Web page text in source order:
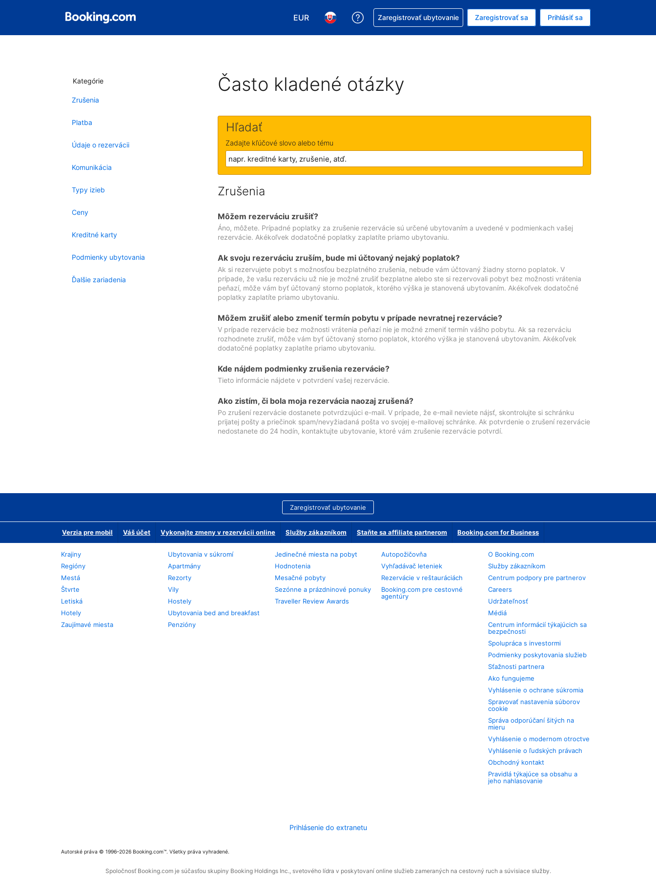
EUR
Vybrať menu. Momentálne máte zvolenú menu EUR
Vybrať jazyk. Momentálne máte zvolený jazyk V slovenčine
Získajte pomoc s rezerváciou
Zaregistrovať ubytovanie Zaregistrovať sa Prihlásiť sa
Kategórie
Zrušenia
Platba
Údaje o rezervácii
Komunikácia
Typy izieb
Ceny
Kreditné karty
Podmienky ubytovania
Ďalšie zariadenia
Často kladené otázky
Hľadať
Zadajte kľúčové slovo alebo tému
Zrušenia
Môžem rezerváciu zrušiť?
Áno, môžete. Prípadné poplatky za zrušenie rezervácie sú určené ubytovaním a uvedené v podmienkach vašej
rezervácie. Akékoľvek dodatočné poplatky zaplatíte priamo ubytovaniu.
Ak svoju rezerváciu zruším, bude mi účtovaný nejaký poplatok?
Ak si rezervujete pobyt s možnosťou bezplatného zrušenia, nebude vám účtovaný žiadny storno poplatok. V
prípade, že vašu rezerváciu už nie je možné zrušiť bezplatne alebo ste si rezervovali pobyt bez možnosti vrátenia
peňazí, môže vám byť účtovaný storno poplatok, ktorého výška je stanovená ubytovaním. Akékoľvek dodatočné
poplatky zaplatíte priamo ubytovaniu.
Môžem zrušiť alebo zmeniť termín pobytu v prípade nevratnej rezervácie?
V prípade rezervácie bez možnosti vrátenia peňazí nie je možné zmeniť termín vášho pobytu. Ak sa rezerváciu
rozhodnete zrušiť, môže vám byť účtovaný storno poplatok, ktorého výška je stanovená ubytovaním. Akékoľvek
dodatočné poplatky zaplatíte priamo ubytovaniu.
Kde nájdem podmienky zrušenia rezervácie?
Tieto informácie nájdete v potvrdení vašej rezervácie.
Ako zistím, či bola moja rezervácia naozaj zrušená?
Po zrušení rezervácie dostanete potvrdzujúci e-mail. V prípade, že e-mail neviete nájsť, skontrolujte si schránku
prijatej pošty a priečinok spam/nevyžiadaná pošta vo svojej e-mailovej schránke. Ak potvrdenie o zrušení rezervácie
nedostanete do 24 hodín, kontaktujte ubytovanie, ktoré vám zrušenie rezervácie potvrdí.
Zaregistrovať ubytovanie
Verzia pre mobil Váš účet Vykonajte zmeny v rezervácii online Služby zákazníkom Staňte sa affiliate partnerom Booking.com for Business
Krajiny
Regióny
Mestá
Štvrte
Letiská
Hotely
Zaujímavé miesta
Ubytovania v súkromí
Apartmány
Rezorty
Vily
Hostely
Ubytovania bed and breakfast
Penzióny
Jedinečné miesta na pobyt
Hodnotenia
Mesačné pobyty
Sezónne a prázdninové ponuky
Traveller Review Awards
Autopožičovňa
Vyhľadávač leteniek
Rezervácie v reštauráciách
Booking.com pre cestovné
agentúry
O Booking.com
Služby zákazníkom
Centrum podpory pre partnerov
Careers
Udržateľnosť
Médiá
Centrum informácií týkajúcich sa
bezpečnosti
Spolupráca s investormi
Podmienky poskytovania služieb
Sťažnosti partnera
Ako fungujeme
Vyhlásenie o ochrane súkromia
Spravovať nastavenia súborov
cookie
Správa odporúčaní šitých na
mieru
Vyhlásenie o modernom otroctve
Vyhlásenie o ľudských právach
Obchodný kontakt
Pravidlá týkajúce sa obsahu a
jeho nahlasovanie
Prihlásenie do extranetu
Autorské práva © 1996–2026 Booking.com™. Všetky práva vyhradené.
Spoločnosť Booking.com je súčasťou skupiny Booking Holdings Inc., svetového lídra v poskytovaní online služieb zameraných na cestovný ruch a súvisiace služby.